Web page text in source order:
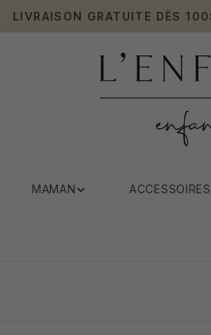
LIVRAISON GRATUITE DÈS
MAMAN ACCESSOIRES